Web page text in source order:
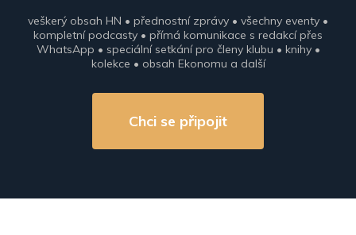
veškerý obsah HN • přednostní zprávy • všechny eventy •
kompletní podcasty • přímá komunikace s redakcí přes
WhatsApp • speciální setkání pro členy klubu • knihy •
kolekce • obsah Ekonomu a další
Chci se připojit